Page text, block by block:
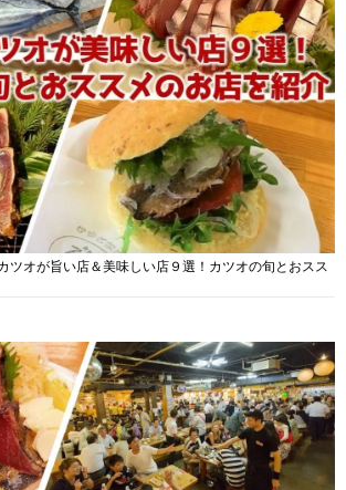
ツオが旨い店＆美味しい店９選！カツオの旬とおスス